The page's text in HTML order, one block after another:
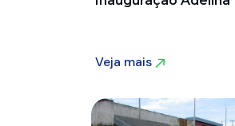
Veja mais